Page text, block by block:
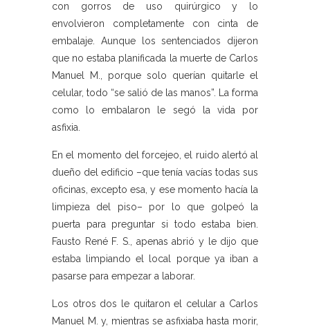
con gorros de uso quirúrgico y lo
envolvieron completamente con cinta de
embalaje. Aunque los sentenciados dijeron
que no estaba planificada la muerte de Carlos
Manuel M., porque solo querían quitarle el
celular, todo “se salió de las manos”. La forma
como lo embalaron le segó la vida por
asfixia.
En el momento del forcejeo, el ruido alertó al
dueño del edificio –que tenía vacías todas sus
oficinas, excepto esa, y ese momento hacía la
limpieza del piso– por lo que golpeó la
puerta para preguntar si todo estaba bien.
Fausto René F. S., apenas abrió y le dijo que
estaba limpiando el local porque ya iban a
pasarse para empezar a laborar.
Los otros dos le quitaron el celular a Carlos
Manuel M. y, mientras se asfixiaba hasta morir,